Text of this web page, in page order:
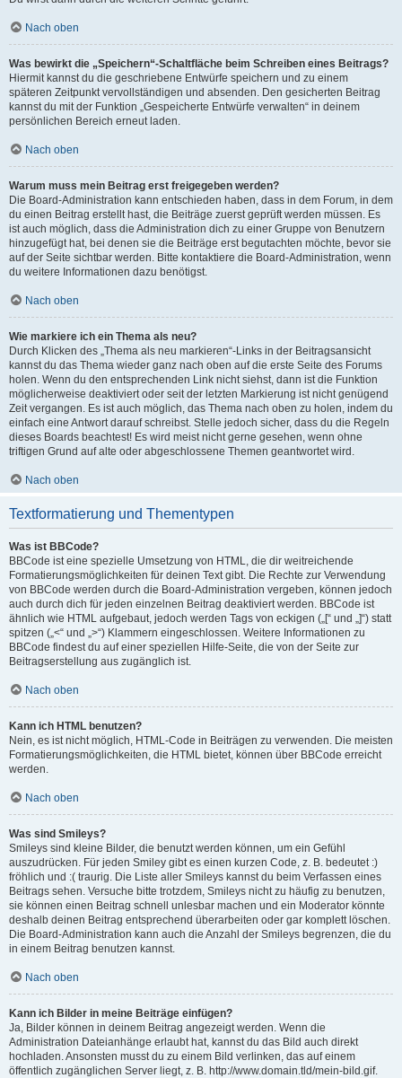
Nach oben
Was bewirkt die „Speichern“-Schaltfläche beim Schreiben eines Beitrags?
Hiermit kannst du die geschriebene Entwürfe speichern und zu einem
späteren Zeitpunkt vervollständigen und absenden. Den gesicherten Beitrag
kannst du mit der Funktion „Gespeicherte Entwürfe verwalten“ in deinem
persönlichen Bereich erneut laden.
Nach oben
Warum muss mein Beitrag erst freigegeben werden?
Die Board-Administration kann entschieden haben, dass in dem Forum, in dem
du einen Beitrag erstellt hast, die Beiträge zuerst geprüft werden müssen. Es
ist auch möglich, dass die Administration dich zu einer Gruppe von Benutzern
hinzugefügt hat, bei denen sie die Beiträge erst begutachten möchte, bevor sie
auf der Seite sichtbar werden. Bitte kontaktiere die Board-Administration, wenn
du weitere Informationen dazu benötigst.
Nach oben
Wie markiere ich ein Thema als neu?
Durch Klicken des „Thema als neu markieren“-Links in der Beitragsansicht
kannst du das Thema wieder ganz nach oben auf die erste Seite des Forums
holen. Wenn du den entsprechenden Link nicht siehst, dann ist die Funktion
möglicherweise deaktiviert oder seit der letzten Markierung ist nicht genügend
Zeit vergangen. Es ist auch möglich, das Thema nach oben zu holen, indem du
einfach eine Antwort darauf schreibst. Stelle jedoch sicher, dass du die Regeln
dieses Boards beachtest! Es wird meist nicht gerne gesehen, wenn ohne
triftigen Grund auf alte oder abgeschlossene Themen geantwortet wird.
Nach oben
Textformatierung und Thementypen
Was ist BBCode?
BBCode ist eine spezielle Umsetzung von HTML, die dir weitreichende
Formatierungsmöglichkeiten für deinen Text gibt. Die Rechte zur Verwendung
von BBCode werden durch die Board-Administration vergeben, können jedoch
auch durch dich für jeden einzelnen Beitrag deaktiviert werden. BBCode ist
ähnlich wie HTML aufgebaut, jedoch werden Tags von eckigen („[“ und „]“) statt
spitzen („<“ und „>“) Klammern eingeschlossen. Weitere Informationen zu
BBCode findest du auf einer speziellen Hilfe-Seite, die von der Seite zur
Beitragserstellung aus zugänglich ist.
Nach oben
Kann ich HTML benutzen?
Nein, es ist nicht möglich, HTML-Code in Beiträgen zu verwenden. Die meisten
Formatierungsmöglichkeiten, die HTML bietet, können über BBCode erreicht
werden.
Nach oben
Was sind Smileys?
Smileys sind kleine Bilder, die benutzt werden können, um ein Gefühl
auszudrücken. Für jeden Smiley gibt es einen kurzen Code, z. B. bedeutet :)
fröhlich und :( traurig. Die Liste aller Smileys kannst du beim Verfassen eines
Beitrags sehen. Versuche bitte trotzdem, Smileys nicht zu häufig zu benutzen,
sie können einen Beitrag schnell unlesbar machen und ein Moderator könnte
deshalb deinen Beitrag entsprechend überarbeiten oder gar komplett löschen.
Die Board-Administration kann auch die Anzahl der Smileys begrenzen, die du
in einem Beitrag benutzen kannst.
Nach oben
Kann ich Bilder in meine Beiträge einfügen?
Ja, Bilder können in deinem Beitrag angezeigt werden. Wenn die
Administration Dateianhänge erlaubt hat, kannst du das Bild auch direkt
hochladen. Ansonsten musst du zu einem Bild verlinken, das auf einem
öffentlich zugänglichen Server liegt, z. B. http://www.domain.tld/mein-bild.gif.